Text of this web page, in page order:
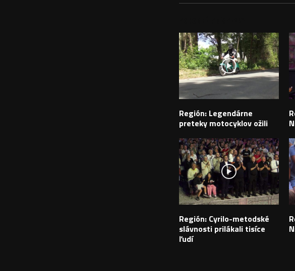
Región: Legendárne
preteky motocyklov ožili
Región: Cyrilo-metodské
slávnosti prilákali tisíce
ľudí